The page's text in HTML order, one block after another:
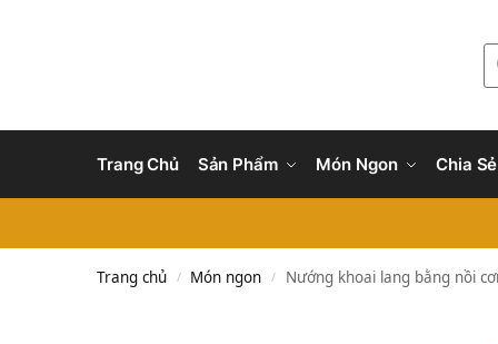
Trang Chủ Sản Phẩm Món Ngon Chia Sẻ
Trang chủ / Món ngon / Nướng khoai lang bằng nồi